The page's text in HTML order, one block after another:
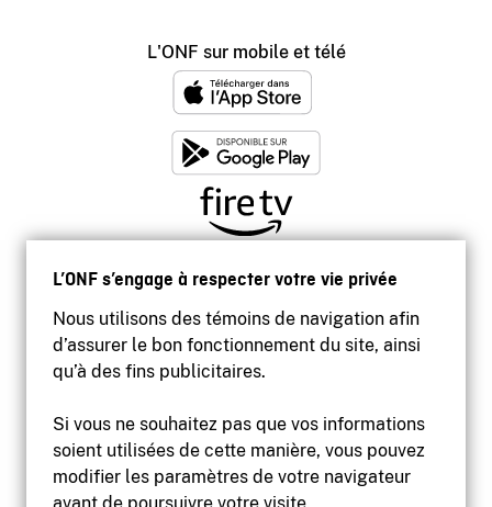
L’ONF s’engage à respecter votre vie privée
Nous utilisons des témoins de navigation afin
d’assurer le bon fonctionnement du site, ainsi
qu’à des fins publicitaires.
Si vous ne souhaitez pas que vos informations
soient utilisées de cette manière, vous pouvez
modifier les paramètres de votre navigateur
L'ONF sur mobile et télé
Accessibilité